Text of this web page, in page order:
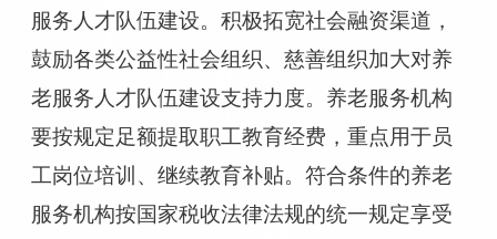
服务人才队伍建设。积极拓宽社会融资渠道，
鼓励各类公益性社会组织、慈善组织加大对养
老服务人才队伍建设支持力度。养老服务机构
要按规定足额提取职工教育经费，重点用于员
工岗位培训、继续教育补贴。符合条件的养老
服务机构按国家税收法律法规的统一规定享受